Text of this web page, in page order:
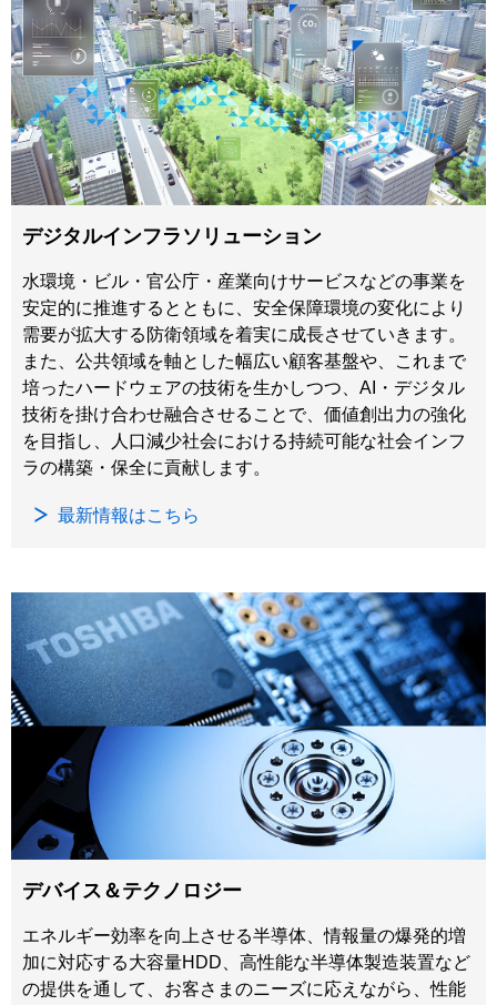
デジタルインフラソリューション
水環境・ビル・官公庁・産業向けサービスなどの事業を
安定的に推進するとともに、安全保障環境の変化により
需要が拡大する防衛領域を着実に成長させていきます。
また、公共領域を軸とした幅広い顧客基盤や、これまで
培ったハードウェアの技術を生かしつつ、AI・デジタル
技術を掛け合わせ融合させることで、価値創出力の強化
を目指し、人口減少社会における持続可能な社会インフ
ラの構築・保全に貢献します。
最新情報はこちら
デバイス＆テクノロジー
エネルギー効率を向上させる半導体、情報量の爆発的増
加に対応する大容量HDD、高性能な半導体製造装置など
の提供を通して、お客さまのニーズに応えながら、性能